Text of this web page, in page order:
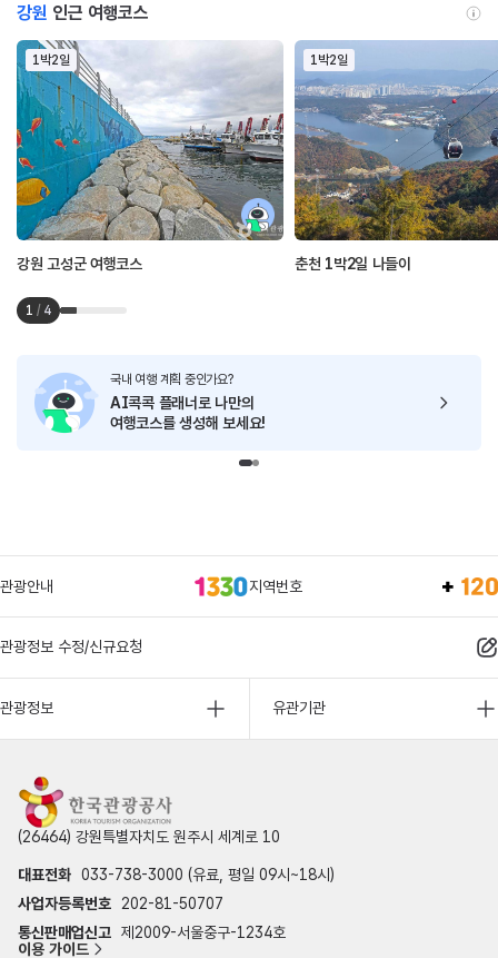
강원 인근 여행코스
1박2일
강원 고성군 여행코스
1박2일
춘천 1박2일 나들이
1 / 4
국내 여행 계획 중인가요?
AI콕콕 플래너로 나만의
여행코스를 생성해 보세요!
관광안내 지역번호
관광정보 수정/신규요청
관광정보 유관기관
(26464) 강원특별자치도 원주시 세계로 10
대표전화 033-738-3000 (유료, 평일 09시~18시)
사업자등록번호
202-81-50707
통신판매업신고 제2009-서울중구-1234호
이용 가이드